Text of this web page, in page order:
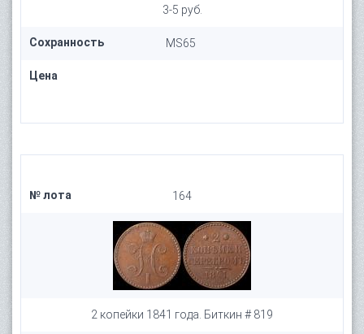
3-5 руб.
Сохранность MS65
Цена
№ лота 164
2 копейки 1841 года. Биткин # 819